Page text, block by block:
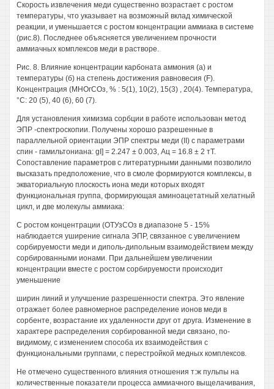
Скорость извлечения меди существенно возрастает с ростом
температуры, что указывает на возможный вклад химической
реакции, и уменьшается с ростом концентрации аммиака в системе
(рис.8). Последнее объясняется увеличением прочности
аммиачных комплексов меди в растворе.
Рис. 8. Влияние концентрации карбоната аммония (а) и
температуры (б) на степень достижения равновесия (F).
Концентрация (МНОгСОз, % : 5(1), 10(2), 15(3) , 20(4). Температура,
°С: 20 (5), 40 (6), 60 (7).
Для установления химизма сорбции в работе использован метод
ЭПР -спектроскопии. Получены хорошо разрешенные в
параллельной ориентации ЭПР спектры меди (II) с параметрами
спин - гамильтониана: gI] = 2.247 ± 0.003, Ац = 16.8 ± 2 тТ.
Сопоставление параметров с литературными данными позволило
высказать предположение, что в смоле формируются комплексы, в
экваториальную плоскость иона меди которых входят
функциональная группа, формирующая аминоацетатный хелатный
цикл, и две молекулы аммиака:
С ростом концентрации (ОТУзСОз в диапазоне 5 - 15%
наблюдается уширение сигнала ЭПР, связанное с увеличением
сорбируемости меди и диполь-дипольным взаимодействием между
сорбированными ионами. При дальнейшем увеличении
концентрации вместе с ростом сорбируемости происходит
уменьшение
ширин линий и улучшение разрешенности спектра. Это явление
отражает более равномерное распределение ионов меди в
сорбенте, возрастание их удаленности друг от друга. Изменение в
характере распределения сорбированной меди связано, по-
видимому, с изменением способа их взаимодействия с
функциональными группами, с перестройкой медных комплексов.
Не отмечено существенного влияния отношения т:ж пульпы на
количественные показатели процесса аммиачного выщелачивания,